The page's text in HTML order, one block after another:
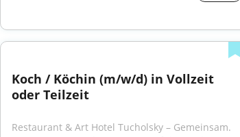
Koch / Köchin (m/w/d) in Vollzeit
oder Teilzeit
Restaurant & Art Hotel Tucholsky – Gemeinsam.